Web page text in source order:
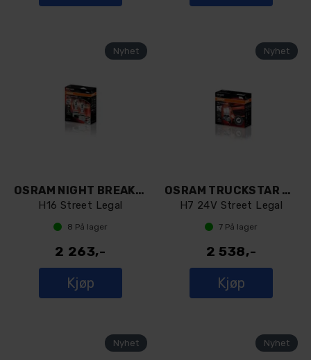
OSRAM NIGHT BREAKER LED SMART H16 (par)
H16 Street Legal
8 På lager
2 263,-
Kjøp
OSRAM TRUCKSTAR LED H7 24V (par)
H7 24V Street Legal
7 På lager
2 538,-
Kjøp